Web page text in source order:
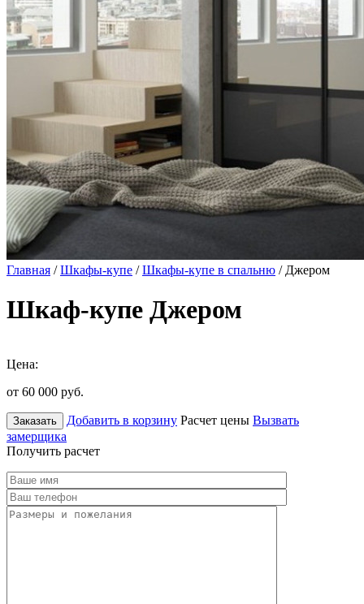
Главная /Шкафы-купе /Шкафы-купе в спальню / Джером
Шкаф-купе Джером
Цена:
от 60 000 руб.
Заказать Добавить в корзину Расчет цены Вызвать
замерщика
Получить расчет